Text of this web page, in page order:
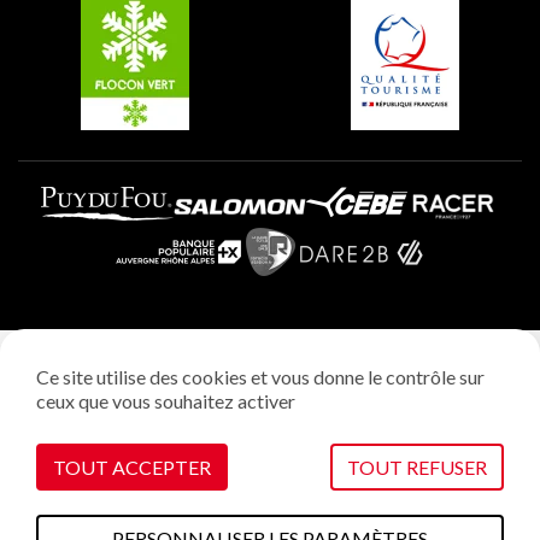
Plagne Villages
Plagne Aime 2000
Gestion des cookies
Ce site utilise des cookies et vous donne le contrôle sur
ceux que vous souhaitez activer
TOUT ACCEPTER TOUT REFUSER